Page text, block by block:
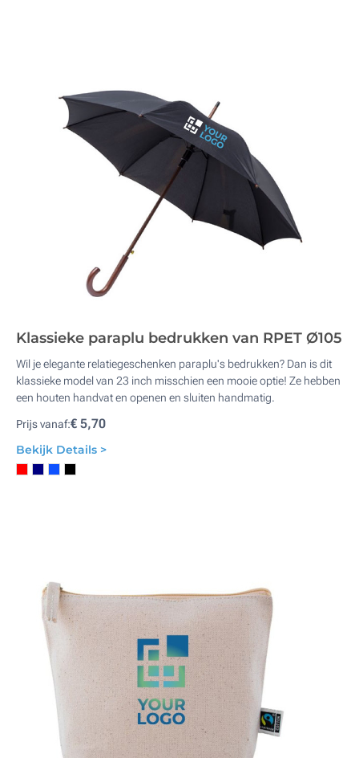
Klassieke paraplu bedrukken van RPET Ø105
Wil je elegante relatiegeschenken paraplu's bedrukken? Dan is dit
klassieke model van 23 inch misschien een mooie optie! Ze hebben
een houten handvat en openen en sluiten handmatig.
Prijs vanaf:€ 5,70
Bekijk Details >